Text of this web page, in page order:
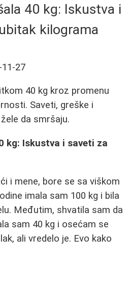
40 kg: Iskustva i
kilograma
27
40 kg kroz promenu
Saveti, greške i
da smršaju.
kg: Iskustva i saveti za
i mene, bore se sa viškom
imala sam 100 kg i bila
Međutim, shvatila sam da
sam 40 kg i osećam se
ali vredelo je. Evo kako